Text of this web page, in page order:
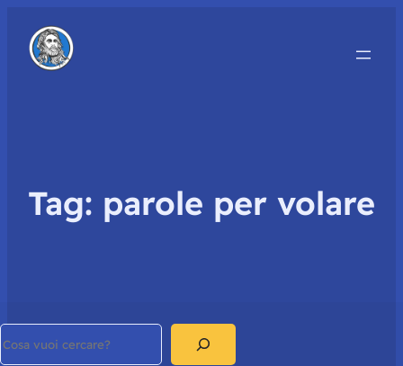
Tag: parole per volare